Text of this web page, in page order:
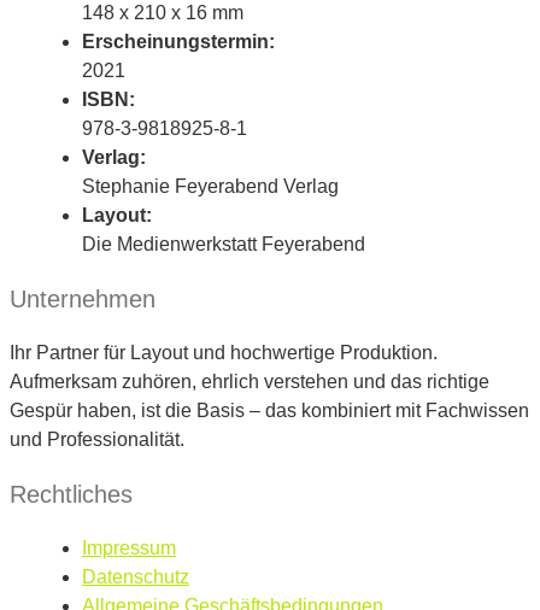
148 x 210 x 16 mm
Erscheinungstermin:
2021
ISBN:
978-3-9818925-8-1
Verlag:
Stephanie Feyerabend Verlag
Layout:
Die Medienwerkstatt Feyerabend
Unternehmen
Ihr Partner für Layout und hochwertige Produktion.
Aufmerksam zuhören, ehrlich verstehen und das richtige
Gespür haben, ist die Basis – das kombiniert mit Fachwissen
und Professionalität.
Rechtliches
Impressum
Datenschutz
Allgemeine Geschäftsbedingungen